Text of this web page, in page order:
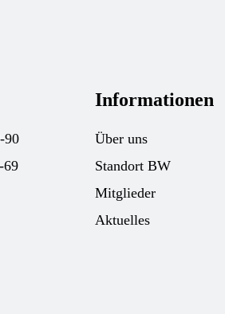
90
69
Informationen
Über uns
Standort BW
Mitglieder
Aktuelles